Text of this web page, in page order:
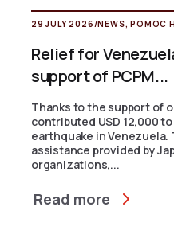
29 JULY 2026 /NEWS,POMOC
Relief for
support of PCPM...
Thanks to the support of
contributed USD 12,000
earthquake in
assistance provided by
organizations,...
Read more